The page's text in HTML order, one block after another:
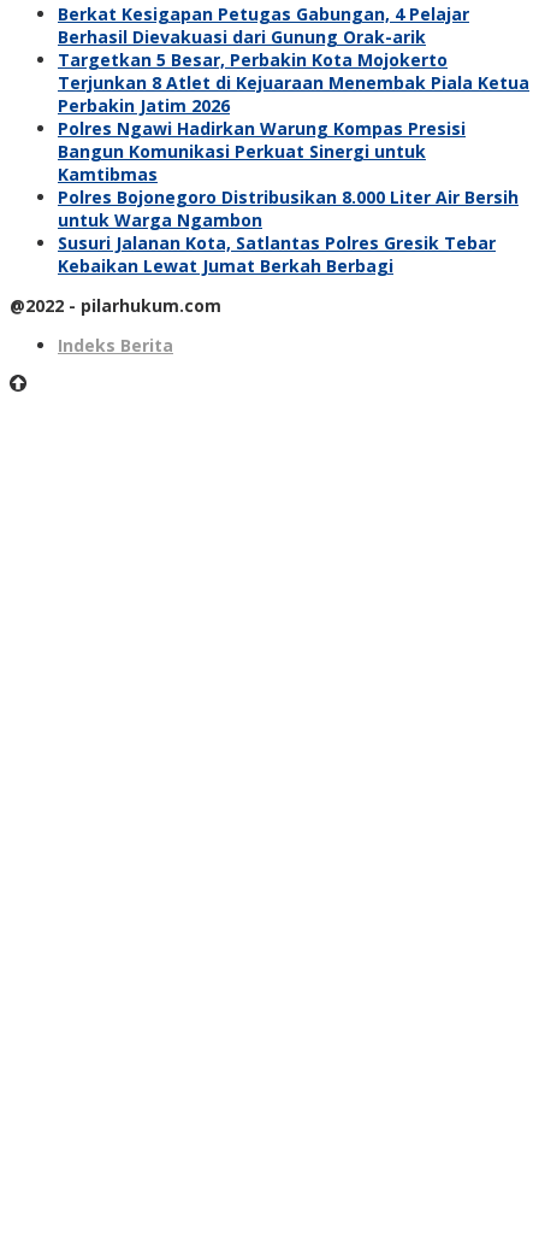
Berkat Kesigapan Petugas Gabungan, 4 Pelajar
Berhasil Dievakuasi dari Gunung Orak-arik
Targetkan 5 Besar, Perbakin Kota Mojokerto
Terjunkan 8 Atlet di Kejuaraan Menembak Piala Ketua
Perbakin Jatim 2026
Polres Ngawi Hadirkan Warung Kompas Presisi
Bangun Komunikasi Perkuat Sinergi untuk
Kamtibmas
Polres Bojonegoro Distribusikan 8.000 Liter Air Bersih
untuk Warga Ngambon
Susuri Jalanan Kota, Satlantas Polres Gresik Tebar
Kebaikan Lewat Jumat Berkah Berbagi
@2022 - pilarhukum.com
Indeks Berita